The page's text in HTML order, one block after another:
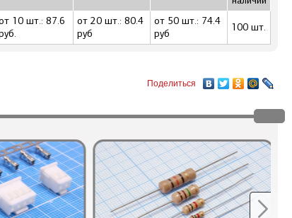
10 шт.: 87.6
от 20 шт.: 80.4
руб
от 50 шт.: 74.4
руб
100 шт.
Поделиться